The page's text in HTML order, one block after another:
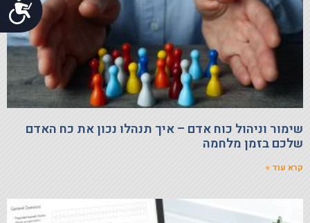
שימור וניהול כוח אדם – איך תנהלו נכון את כח האדם
שלכם בזמן מלחמה
קרא עוד »